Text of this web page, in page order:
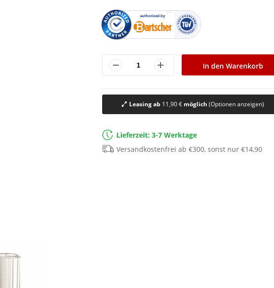
In den Warenkorb
Leasing ab 11,90 € möglich (Optionen anzeigen)
Lieferzeit: 3-7 Werktage
Versandkostenfrei ab €300, sonst nur €14,90